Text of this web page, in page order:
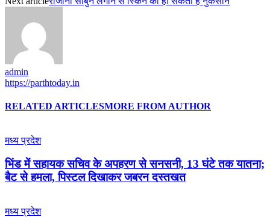
admin
https://parthtoday.in
RELATED ARTICLESMORE FROM AUTHOR
मध्य प्रदेश
भिंड में सहायक सचिव के अपहरण से सनसनी, 13 घंटे तक यातना;
बैट से हमला, पिस्टल दिखाकर जबरन दस्तखत
मध्य प्रदेश